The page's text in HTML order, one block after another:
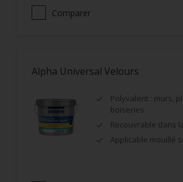
Comparer
Alpha Universal Velours
Polyvalent : murs,
boiseries
Recouvrable dans
Applicable mouillé